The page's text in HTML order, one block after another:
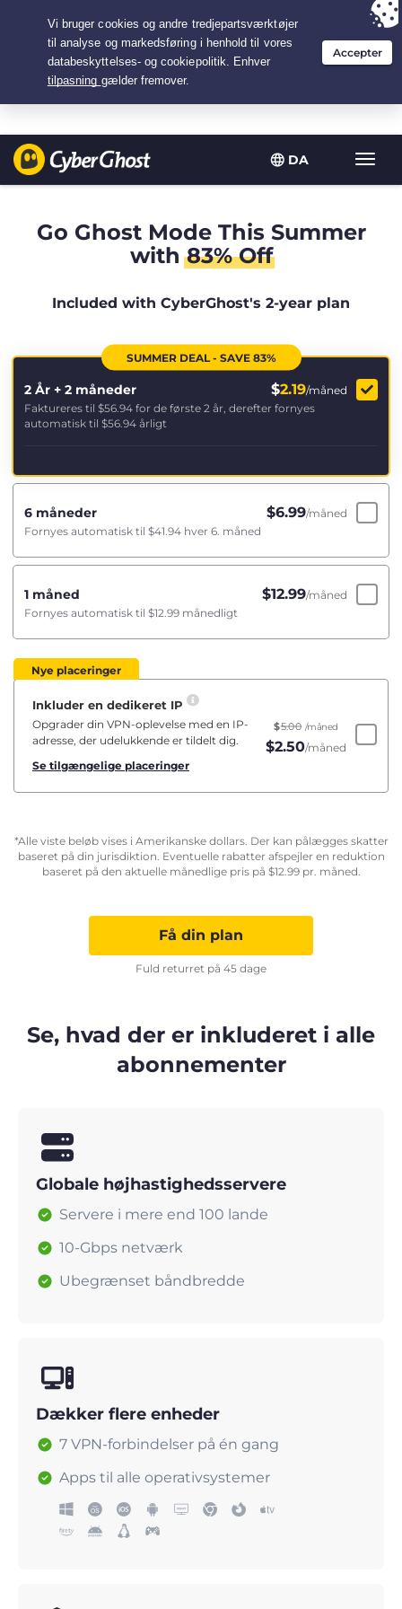
DA
Slå
Your choice:The Best Dealfor 2.1666666666667-years at $
/month
Go Ghost Mode This Summer
with83% Off
Included with CyberGhost's 2-year plan
SUMMER DEAL - SAVE 83%
2 År + 2 måneder $2.19/måned
Faktureres til $56.94 for de første 2 år, derefter fornyes
automatisk til $56.94 årligt
6 måneder $6.99/måned
Fornyes automatisk til $41.94 hver 6. måned
1 måned $12.99/måned
Fornyes automatisk til $12.99 månedligt
Nye placeringer
Inkluder en dedikeret IP
Opgrader din VPN-oplevelse med en IP-
adresse, der udelukkende er tildelt dig.
Se tilgængelige placeringer
$5.00 /måned
$2.50/måned
*Alle viste beløb vises i Amerikanske dollars. Der kan pålægges skatter
baseret på din jurisdiktion. Eventuelle rabatter afspejler en reduktion
baseret på den aktuelle månedlige pris på $12.99pr. måned.
Få din plan
Fuld returret på 45 dage
Se, hvad der er inkluderet i alle
abonnementer
Globale højhastighedsservere
Servere i mere end 100 lande
10-Gbps netværk
Ubegrænset båndbredde
Dækker flere enheder
7 VPN-forbindelser på én gang
Apps til alle operativsystemer